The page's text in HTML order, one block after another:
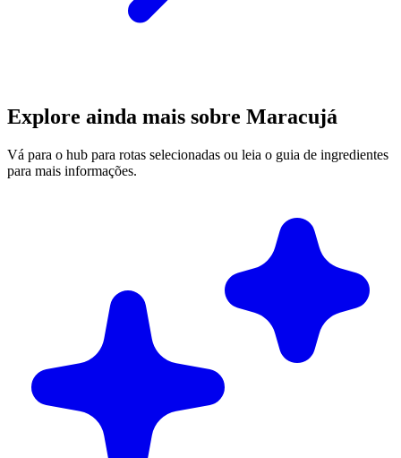
Explore ainda mais sobre Maracujá
Vá para o hub para rotas selecionadas ou leia o guia de ingredientes
para mais informações.